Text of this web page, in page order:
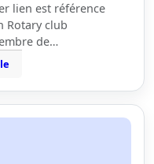
lien est référence
Rotary club
de…